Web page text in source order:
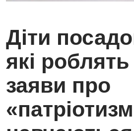
Діти
які роблять
заяви про